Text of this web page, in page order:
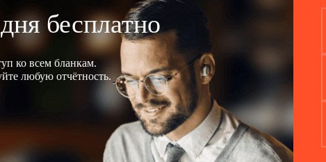
бесплатно
ко всем бланкам.
любую отчётность.